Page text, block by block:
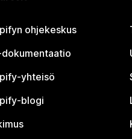
ohjekeskus
dokumentaatio
yhteisö
blogi